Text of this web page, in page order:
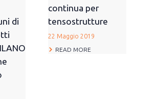
di
continua per
tensostrutture
22 Maggio 2019
READ MORE